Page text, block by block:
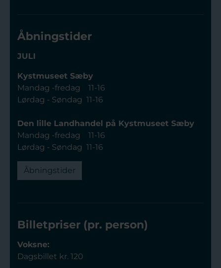
Åbningstider
JULI
Kystmuseet Sæby
Mandag -fredag 11-16
Lørdag - Søndag 11-16
Den lille Landhandel på Kystmuseet Sæby
Mandag -fredag 11-16
Lørdag - Søndag 11-16
Åbningstider
Billetpriser (pr. person)
Voksne:
Dagsbillet kr. 120